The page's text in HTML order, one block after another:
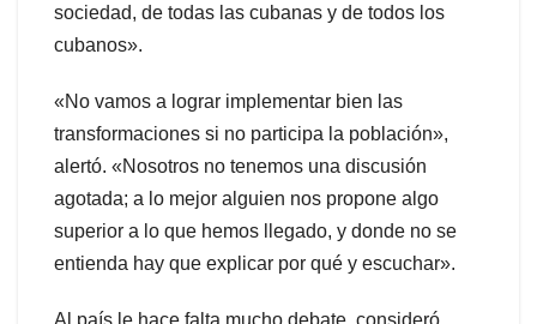
sociedad, de todas las cubanas y de todos los
cubanos».
«No vamos a lograr implementar bien las
transformaciones si no participa la población»,
alertó. «Nosotros no tenemos una discusión
agotada; a lo mejor alguien nos propone algo
superior a lo que hemos llegado, y donde no se
entienda hay que explicar por qué y escuchar».
Al país le hace falta mucho debate, consideró,